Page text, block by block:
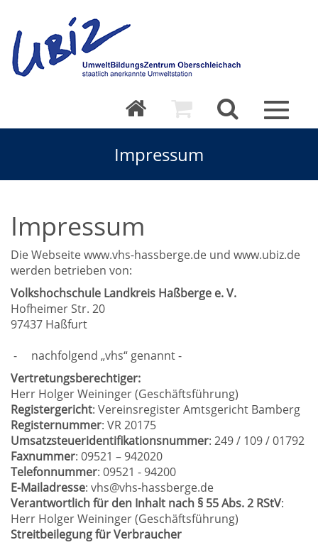
Toggle
Impressum
Impressum
Die Webseite www.vhs-hassberge.de und www.ubiz.de
werden betrieben von:
Volkshochschule Landkreis Haßberge e. V.
Hofheimer Str. 20
97437 Haßfurt
- nachfolgend „vhs“ genannt -
Vertretungsberechtiger:
Herr Holger Weininger (Geschäftsführung)
Registergericht: Vereinsregister Amtsgericht Bamberg
Registernummer: VR 20175
Umsatzsteueridentifikationsnummer: 249 / 109 / 01792
Faxnummer: 09521 – 942020
Telefonnummer: 09521 - 94200
E-Mailadresse: vhs@vhs-hassberge.de
Verantwortlich für den Inhalt nach § 55 Abs. 2 RStV:
Herr Holger Weininger (Geschäftsführung)
Streitbeilegung für Verbraucher